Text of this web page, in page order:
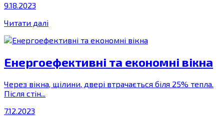
9.18.2023
Читати далі
Енергоефективні та економні вікна
Через вікна, щілини, двері втрачається біля 25% тепла.
Після стін...
7.12.2023